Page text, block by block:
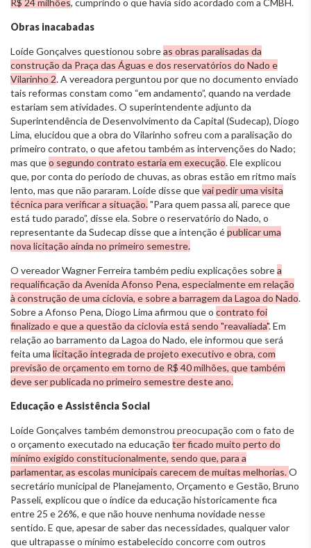
Obras inacabadas
Loíde Gonçalves questionou sobreas obras paralisadas da
construção da Praça das Águas e dos reservatórios do Nado e
Vilarinho 2. A vereadora perguntou por que no documento enviado
tais reformas constam como “em andamento”, quando na verdade
estariam sem atividades. O superintendente adjunto da
Superintendência de Desenvolvimento da Capital (Sudecap), Diogo
Lima, elucidou que a obra do Vilarinho sofreu com a paralisação do
primeiro contrato, o que afetou também as intervenções do Nado;
mas queo segundo contrato estaria em execução. Ele explicou
que, por conta do período de chuvas, as obras estão em ritmo mais
lento, mas que não pararam. Loíde disse quevai pedir uma visita
técnica para verificar a situação."Para quem passa ali, parece que
está tudo parado”, disse ela. Sobre o reservatório do Nado, o
representante da Sudecap disse que a intenção épublicar uma
nova licitação ainda no primeiro semestre.
O vereador Wagner Ferreira também pediu explicações sobrea
requalificação da Avenida Afonso Pena, especialmente em relação
à construção de uma ciclovia, e sobre a barragem da Lagoa do Nado.
Sobre a Afonso Pena, Diogo Lima afirmou que o contrato foi
finalizado e que a questão da ciclovia está sendo "reavaliada". Em
relação ao barramento da Lagoa do Nado, ele informou que será
feita uma licitação integrada de projeto executivo e obra, com
previsão de orçamento em torno de R$ 40 milhões, que também
deve ser publicada no primeiro semestre deste ano.
Educação e Assistência Social
Loíde Gonçalves também demonstrou preocupação com o fato de
o orçamento executado na educação ter ficado muito perto do
mínimo exigido constitucionalmente, sendo que, para a
parlamentar, as escolas municipais carecem de muitas melhorias.O
secretário municipal de Planejamento, Orçamento e Gestão, Bruno
Passeli, explicou que o índice da educação historicamente fica
entre 25 e 26%, e que não houve nenhuma novidade nesse
sentido. E que, apesar de saber das necessidades, qualquer valor
que ultrapasse o mínimo estabelecido concorre com outros